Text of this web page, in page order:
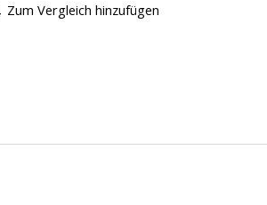
Zum Vergleich hinzufügen